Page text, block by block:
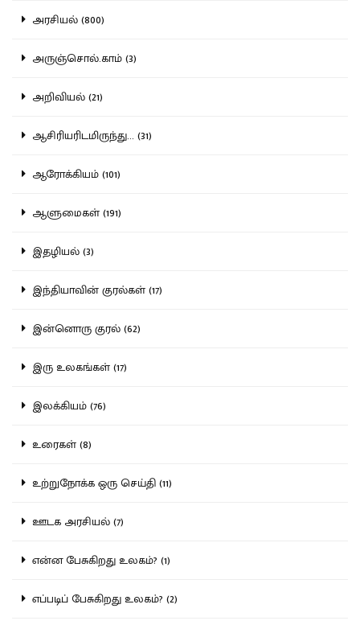
அரசியல் (800)
அருஞ்சொல்.காம் (3)
அறிவியல் (21)
ஆசிரியரிடமிருந்து... (31)
ஆரோக்கியம் (101)
ஆளுமைகள் (191)
இதழியல் (3)
இந்தியாவின் குரல்கள் (17)
இன்னொரு குரல் (62)
இரு உலகங்கள் (17)
இலக்கியம் (76)
உரைகள் (8)
உற்றுநோக்க ஒரு செய்தி (11)
ஊடக அரசியல் (7)
என்ன பேசுகிறது உலகம்? (1)
எப்படிப் பேசுகிறது உலகம்? (2)